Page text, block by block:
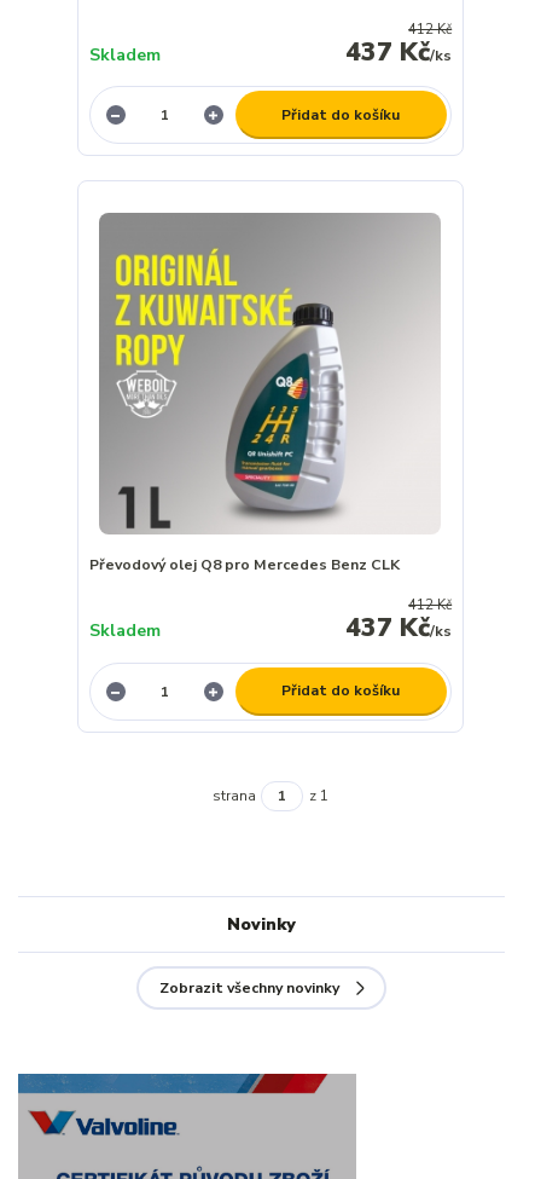
412 Kč
437 Kč/ks
Skladem
Přidat do košíku
Převodový olej Q8 pro Mercedes Benz CLK
412 Kč
437 Kč/ks
Skladem
Přidat do košíku
strana z 1
Novinky
Zobrazit všechny novinky